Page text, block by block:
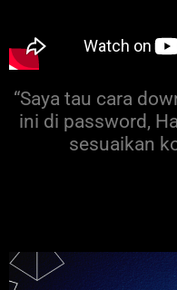
“Saya tau cara
ini di password,
sesuaikan